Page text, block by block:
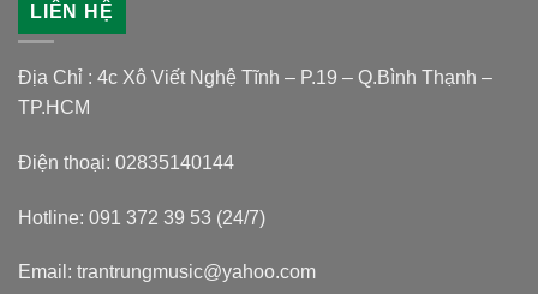
LIÊN HỆ
Địa Chỉ : 4c Xô Viết Nghệ Tĩnh – P.19 – Q.Bình Thạnh –
TP.HCM
Điện thoại: 02835140144
Hotline: 091 372 39 53 (24/7)
Email: trantrungmusic@yahoo.com